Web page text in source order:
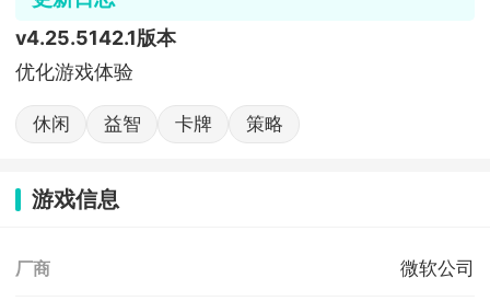
v4.25.5142.1版本
优化游戏体验
休闲 益智 卡牌 策略
游戏信息
厂商 微软公司